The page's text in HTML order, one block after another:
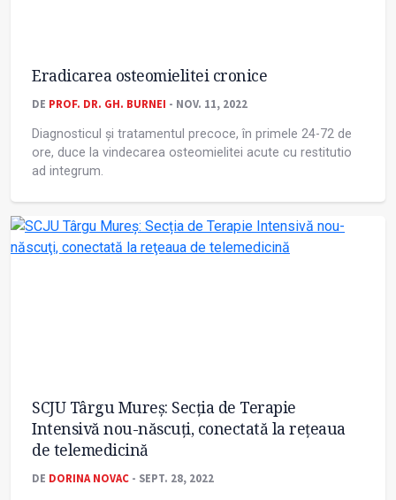
Eradicarea osteomielitei cronice
DE PROF. DR. GH. BURNEI - NOV. 11, 2022
Diagnosticul și tratamentul precoce, în primele 24-72 de
ore, duce la vindecarea osteomielitei acute cu restitutio
ad integrum.
SCJU Târgu Mureş: Secția de Terapie
Intensivă nou-născuţi, conectată la reţeaua
de telemedicină
DE DORINA NOVAC - SEPT. 28, 2022